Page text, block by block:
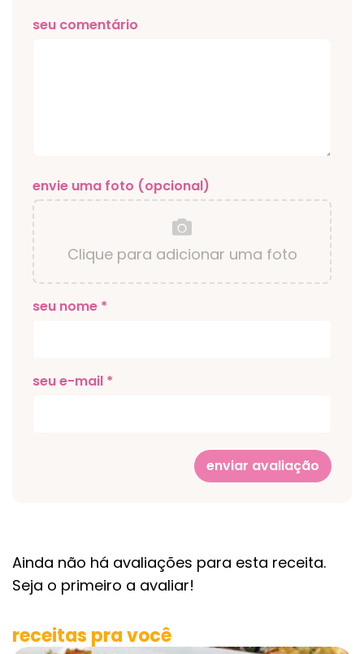
seu comentário
envie uma foto (opcional)
Clique para adicionar uma foto
seu nome *
seu e-mail *
enviar avaliação
Ainda não há avaliações para esta receita.
Seja o primeiro a avaliar!
receitas pra você